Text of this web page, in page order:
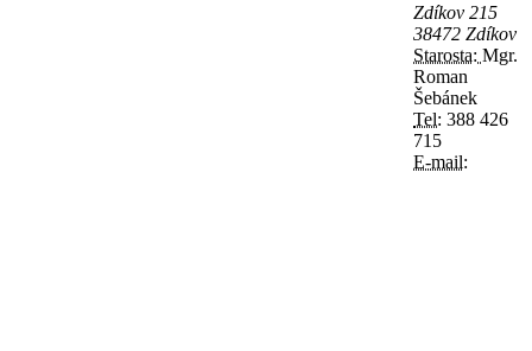
Zdíkov 215
38472 Zdíkov
Starosta: Mgr.
Roman
Šebánek
Tel: 388 426
715
E-mail: